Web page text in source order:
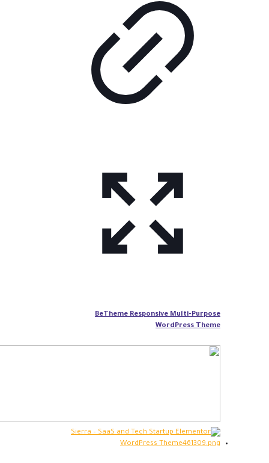
BeTheme Responsive Multi-Purpose
WordPress Theme